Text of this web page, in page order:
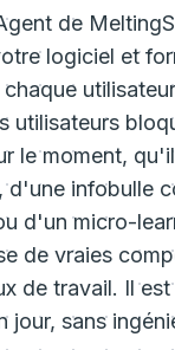
de
logiciel et
utilisateurs
le moment,
d'une infobulle
d'un micro-
de vraies
de travail. Il
jour, sans